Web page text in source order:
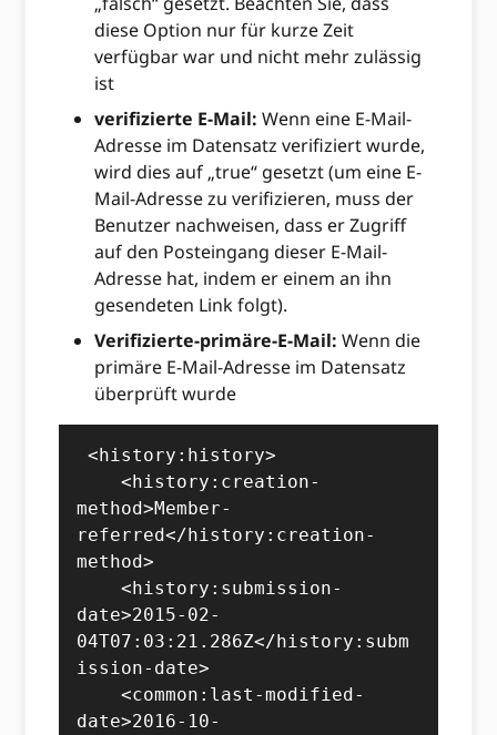
diese Option nur für kurze Zeit
verfügbar war und nicht mehr zulässig
ist
verifizierte E-Mail: Wenn eine E-Mail-
Adresse im Datensatz verifiziert wurde,
wird dies auf „true“ gesetzt (um eine E-
Mail-Adresse zu verifizieren, muss der
Benutzer nachweisen, dass er Zugriff
auf den Posteingang dieser E-Mail-
Adresse hat, indem er einem an ihn
gesendeten Link folgt).
Verifizierte-primäre-E-Mail: Wenn die
primäre E-Mail-Adresse im Datensatz
überprüft wurde
<history:history>
    <history:creation-
method>Member-
referred</history:creation-
method>
    <history:submission-
date>2015-02-
04T07:03:21.286Z</history:subm
ission-date>
    <common:last-modified-
date>2016-10-